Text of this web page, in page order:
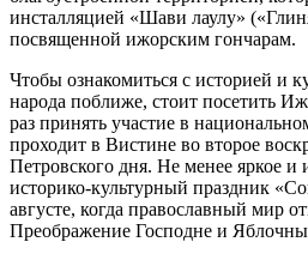
инсталляцией «Шави лаулу»
посвященной ижорским гончарам.
Чтобы ознакомиться с историей и
народа поближе, стоит посетить
раз принять участие в
проходит в Вистине во второе
Петровского дня. Не менее яркое
историко-культурный праздник
августе, когда православный мир
Преображение Господне и